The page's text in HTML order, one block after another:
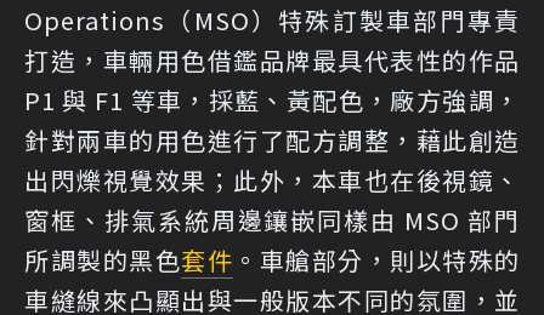
Operations（MSO）特殊訂製車部門專責
打造，車輛用色借鑑品牌最具代表性的作品
P1 與 F1 等車，採藍、黃配色，廠方強調，
針對兩車的用色進行了配方調整，藉此創造
出閃爍視覺效果；此外，本車也在後視鏡、
窗框、排氣系統周邊鑲嵌同樣由 MSO 部門
所調製的黑色套件 。車艙部分，則以特殊的
車縫線來凸顯出與一般版本不同的氛圍，並